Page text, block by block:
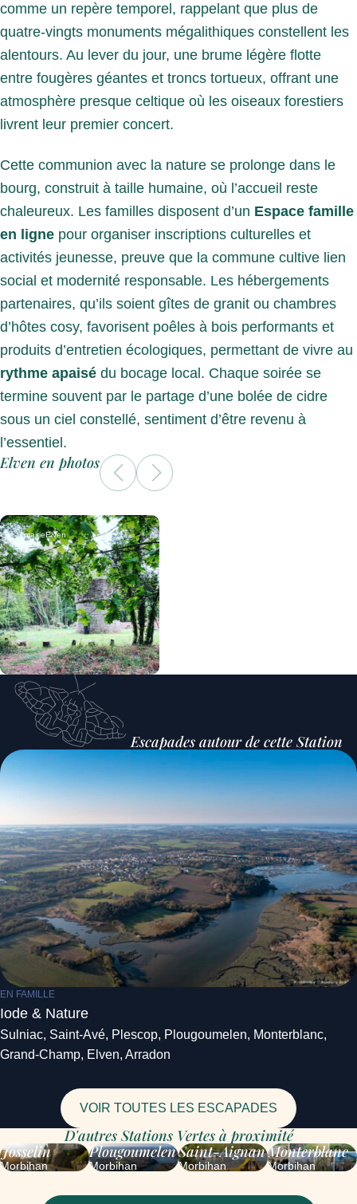
comme un repère temporel, rappelant que plus de
quatre-vingts monuments mégalithiques constellent les
alentours. Au lever du jour, une brume légère flotte
entre fougères géantes et troncs tortueux, offrant une
atmosphère presque celtique où les oiseaux forestiers
livrent leur premier concert.
Cette communion avec la nature se prolonge dans le
bourg, construit à taille humaine, où l’accueil reste
chaleureux. Les familles disposent d’un Espace famille
en ligne pour organiser inscriptions culturelles et
activités jeunesse, preuve que la commune cultive lien
social et modernité responsable. Les hébergements
partenaires, qu’ils soient gîtes de granit ou chambres
d’hôtes cosy, favorisent poêles à bois performants et
produits d’entretien écologiques, permettant de vivre au
rythme apaisé du bocage local. Chaque soirée se
termine souvent par le partage d’une bolée de cidre
sous un ciel constellé, sentiment d’être revenu à
l’essentiel.
Elven en photos
@mairieElven
Escapades autour de cette Station
EN FAMILLE
Iode & Nature
Sulniac, Saint-Avé, Plescop, Plougoumelen, Monterblanc,
Grand-Champ, Elven, Arradon
Voir l'escapade
VOIR TOUTES LES ESCAPADES
D'autres Stations Vertes à proximité
Josselin
Morbihan
Plougoumelen
Morbihan
Saint-Aignan
Morbihan
Monterblanc
Morbihan